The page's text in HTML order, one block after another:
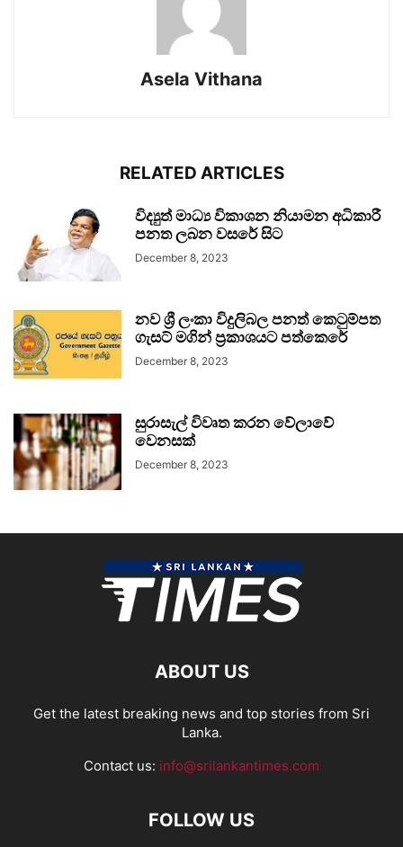
Asela Vithana
RELATED ARTICLES
විද්‍යුත් මාධ්‍ය විකාශන නියාමන අධිකාරී
පනත ලබන වසරේ සිට
December 8, 2023
නව ශ්‍රී ලංකා විදුලිබල පනත් කෙටුම්පත
ගැසට් මගින් ප්‍රකාශයට පත්කෙරේ
December 8, 2023
සුරාසැල් විවෘත කරන වේලාවේ
වෙනසක්
December 8, 2023
ABOUT US
Get the latest breaking news and top stories from Sri
Lanka.
Contact us: info@srilankantimes.com
FOLLOW US